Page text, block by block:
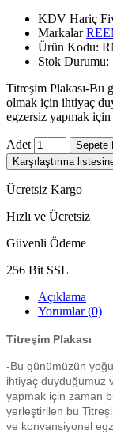
KDV Hariç
Markalar
Ürün Kodu:
Stok Durumu:
Titreşim Plakası-Bu
olmak için ihtiyaç
egzersiz yapmak için
Adet Sepete
Karşılaştırma
Ücretsiz Kargo
Hızlı ve Ücretsiz
Güvenli Ödeme
256 Bit SSL
Açıklama
Yorumlar (0)
Titreşim Plakası
-Bu günümüzün
ihtiyaç duyduğumuz
yapmak için zaman
yerleştirilen bu
ve konvansiyonel